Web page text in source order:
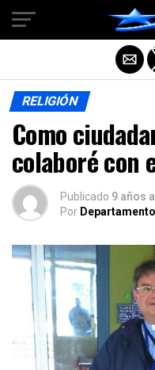
RELIGIÓN
Como
colaboré con
Publicado 9 años
Por
Salir de